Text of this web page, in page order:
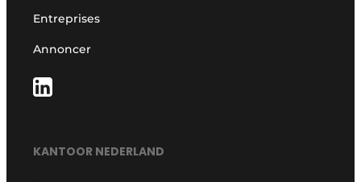
Entreprises
Annoncer
KANTOOR NEDERLAND